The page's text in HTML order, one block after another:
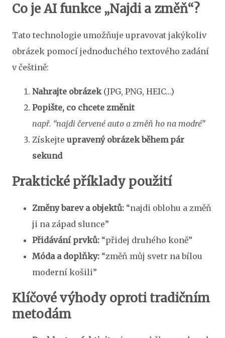
Co je AI funkce „Najdi a změň“?
Tato technologie umožňuje upravovat jakýkoliv
obrázek pomocí jednoduchého textového zadání
v češtině:
Nahrajte obrázek(JPG, PNG, HEIC…)
Popište, co chcete změnit
např. “najdi červené auto a změň ho na modré”
Získejte upravený obrázek během pár
sekund
Praktické příklady použití
Změny barev a objektů: “najdi oblohu a změň
ji na západ slunce”
Přidávání prvků: “přidej druhého koně”
Móda a doplňky: “změň můj svetr na bílou
moderní košili”
Klíčové výhody oproti tradičním
metodám